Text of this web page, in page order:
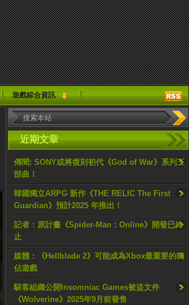
遊戲綜合資訊
近期文章
傳聞: SONY或將復刻初代《God of War》系列三
部曲！
韓國獨立ARPG 新作《THE RELIC The First
Guardian》預計2025 年推出！
記者：原計畫《Spider-Man：Online》開發已終
止
媒體：《Hellblade 2》可能成為Xbox最重要的獨
佔遊戲
駭客組織公開Insomniac Games被盜文件
《Wolverine》2025年9月前發售